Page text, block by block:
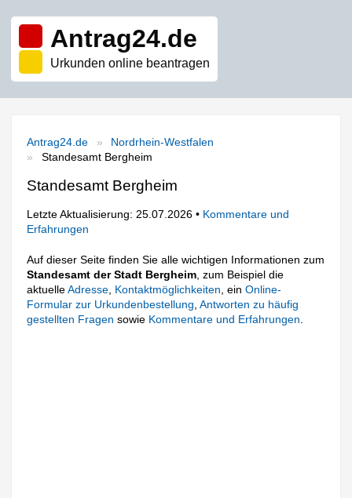
Antrag24.de
Urkunden online beantragen
Antrag24.de
Nordrhein-Westfalen
Standesamt Bergheim
Standesamt Bergheim
Letzte Aktualisierung: 25.07.2026 • Kommentare und
Erfahrungen
Auf dieser Seite finden Sie alle wichtigen Informationen zum
Standesamt der Stadt Bergheim , zum Beispiel die
aktuelleAdresse Kontaktmöglichkeiten , einOnline-
Formular zur Urkundenbestellung ,Antworten zu häufig
gestellten Fragen sowie Kommentare und Erfahrungen